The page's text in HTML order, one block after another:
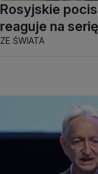
Rosyjskie
reaguje na
ZE ŚWIATA